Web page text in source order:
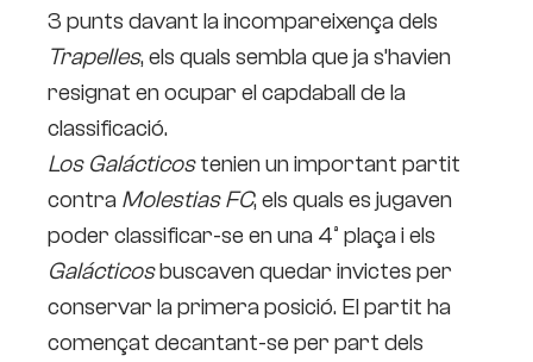
3 punts davant la incompareixença dels
Trapelles, els quals sembla que ja s’havien
resignat en ocupar el capdaball de la
classificació.
Los Galácticostenien un important partit
contra Molestias FC, els quals es jugaven
poder classificar-se en una 4ª plaça i els
Galácticosbuscaven quedar invictes per
conservar la primera posició. El partit ha
començat decantant-se per part dels